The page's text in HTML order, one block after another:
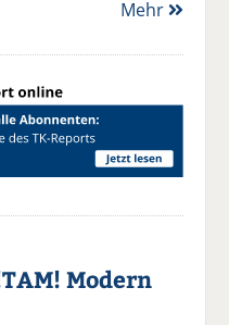
Mehr
Modern